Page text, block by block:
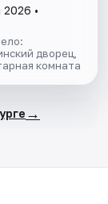
2026 •
дворец,
комната
→